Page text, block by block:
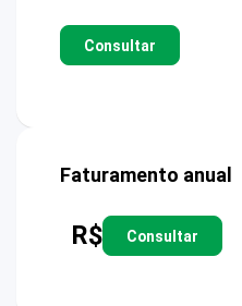
Consultar
Faturamento anual
R$ Consultar